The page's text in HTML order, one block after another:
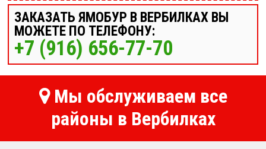
ЗАКАЗАТЬ ЯМОБУР В ВЕРБИЛКАХ ВЫ
МОЖЕТЕ ПО ТЕЛЕФОНУ:
+7 (916) 656-77-70
Мы обслуживаем все
районы в Вербилках